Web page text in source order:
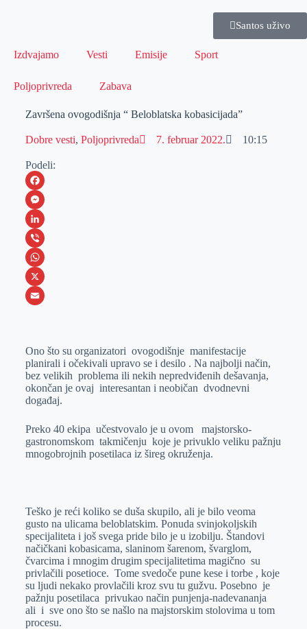
Santos uživo
Izdvajamo Vesti Emisije Sport
Poljoprivreda Zabava
Završena ovogodišnja “ Beloblatska kobasicijada”
Dobre vesti, Poljoprivreda 7. februar 2022. 10:15
Podeli:
F
a
c
e
b
o
M
e
s
s
e
e
r
L
i
n
k
I
n
V
i
b
W
h
s
A
p
X
a
i
l
Ono što su organizatori ovogodišnje manifestacije
planirali i očekivali upravo se i desilo . Na najbolji način,
bez velikih problema ili nekih nepredviđenih dešavanja,
okončan je ovaj interesantan i neobičan dvodnevni
događaj.
Preko 40 ekipa učestvovalo je u ovom majstorsko-
gastronomskom takmičenju koje je privuklo veliku pažnju
mnogobrojnih posetilaca iz šireg okruženja.
Teško je reći koliko se duša skupilo, ali je bilo veoma
gusto na ulicama beloblatskim. Ponuda svinjokoljskih
specijaliteta i još svega pride bilo je u izobilju. Štandovi
načičkani kobasicama, slaninom šarenom, švarglom,
čvarcima i mnogim drugim specijalitetima magično su
privlačili posetioce. Tome svedoče pune kese i torbe , koje
su ljudi nekako provlačili kroz svu tu gužvu. Posebno je
pažnju posetilaca privukao način punjenja-nadevananja
ali i sve ono što se našlo na majstorskim stolovima u tom
procesu.